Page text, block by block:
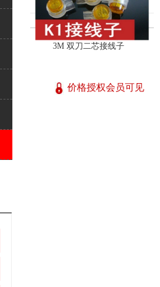
3M 双刀二芯接线子
价格授权会员可见